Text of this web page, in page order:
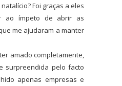
Foi graças a eles
ao ímpeto de abrir as
me ajudaram a manter
amado completamente,
surpreendida pelo facto
apenas empresas e